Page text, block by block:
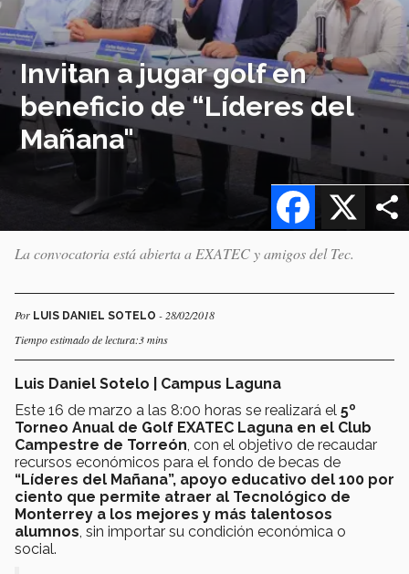
Invitan a jugar golf en
beneficio de “Líderes del
Mañana"
X
Facebook
La convocatoria está abierta a EXATEC y amigos del Tec.
Por LUIS DANIEL SOTELO - 28/02/2018
Tiempo estimado de lectura:3 mins
Luis Daniel Sotelo | Campus Laguna
Este 16 de marzo a las 8:00 horas se realizará el 5º
Torneo Anual de Golf EXATEC Laguna en el Club
Campestre de Torreón , con el objetivo de recaudar
recursos económicos para el fondo de becas de
“Líderes del Mañana”, apoyo educativo del 100 por
ciento que permite atraer al Tecnológico de
Monterrey a los mejores y más talentosos
alumnos , sin importar su condición económica o
social.